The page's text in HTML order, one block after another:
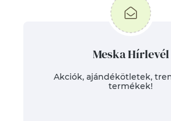
Meska Hírlevél
Akciók, ajándékötletek,
termékek!